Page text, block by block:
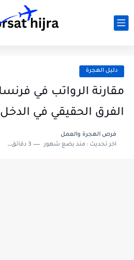
دليل الهجرة
الفرق الحقيقي في الدخل
فرص الهجرة والعمل
اخر تحديث :منذ بضع شهور 3 دقائق للقراءة